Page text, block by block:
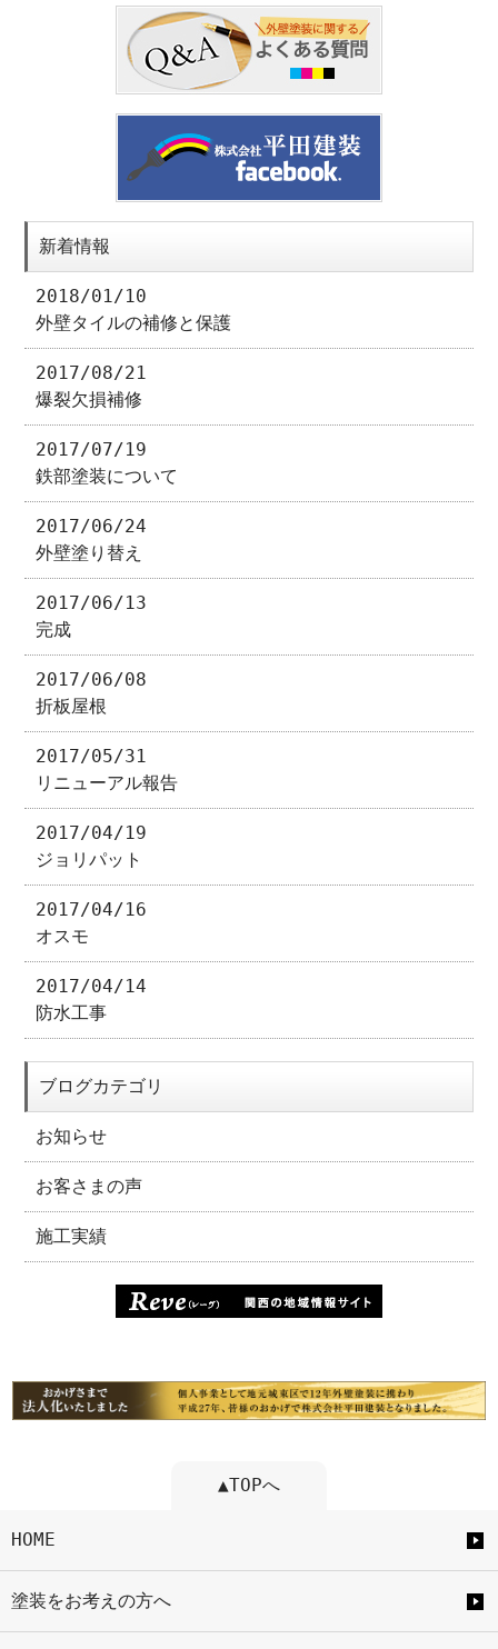
新着情報
2018/01/10
外壁タイルの補修と保護
2017/08/21
爆裂欠損補修
2017/07/19
鉄部塗装について
2017/06/24
外壁塗り替え
2017/06/13
完成
2017/06/08
折板屋根
2017/05/31
リニューアル報告
2017/04/19
ジョリパット
2017/04/16
オスモ
2017/04/14
防水工事
ブログカテゴリ
お知らせ
お客さまの声
施工実績
▲TOPへ
HOME
塗装をお考えの方へ